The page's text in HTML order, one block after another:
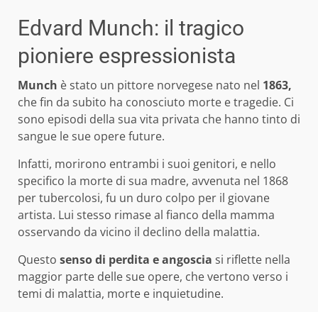
Edvard Munch: il tragico
pioniere espressionista
Munch è stato un pittore norvegese nato nel 1863,
che fin da subito ha conosciuto morte e tragedie. Ci
sono episodi della sua vita privata che hanno tinto di
sangue le sue opere future.
Infatti, morirono entrambi i suoi genitori, e nello
specifico la morte di sua madre, avvenuta nel 1868
per tubercolosi, fu un duro colpo per il giovane
artista. Lui stesso rimase al fianco della mamma
osservando da vicino il declino della malattia.
Questo senso di perdita e angoscia si riflette nella
maggior parte delle sue opere, che vertono verso i
temi di malattia, morte e inquietudine.